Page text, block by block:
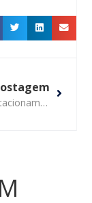
Roubo em estacionamento aberto e de livre acesso não gera responsabilidade para o comerciante